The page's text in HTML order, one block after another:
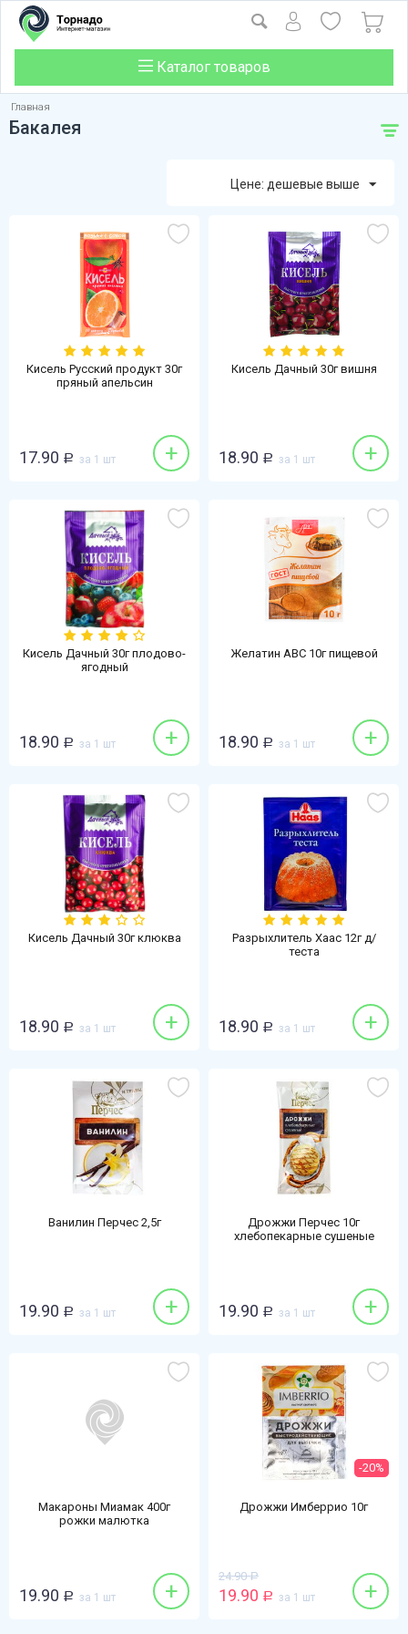
Каталог товаров
Главная
Бакалея
Цене: дешевые выше
Кисель Русский продукт 30г
пряный апельсин
17.90 Р за 1 шт +
Кисель Дачный 30г вишня
18.90 Р за 1 шт +
Кисель Дачный 30г плодово-
ягодный
18.90 Р за 1 шт +
Желатин АВС 10г пищевой
18.90 Р за 1 шт +
Кисель Дачный 30г клюква
18.90 Р за 1 шт +
Разрыхлитель Хаас 12г д/
теста
18.90 Р за 1 шт +
Ванилин Перчес 2,5г
19.90 Р за 1 шт +
Дрожжи Перчес 10г
хлебопекарные сушеные
19.90 Р за 1 шт +
Макароны Миамак 400г
рожки малютка
19.90 Р за 1 шт +
-20%
Дрожжи Имберрио 10г
24.90 Р
19.90 Р за 1 шт +